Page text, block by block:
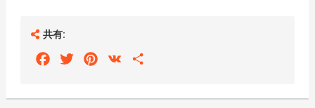
共有:
FacebookTwitterPinterest
VK